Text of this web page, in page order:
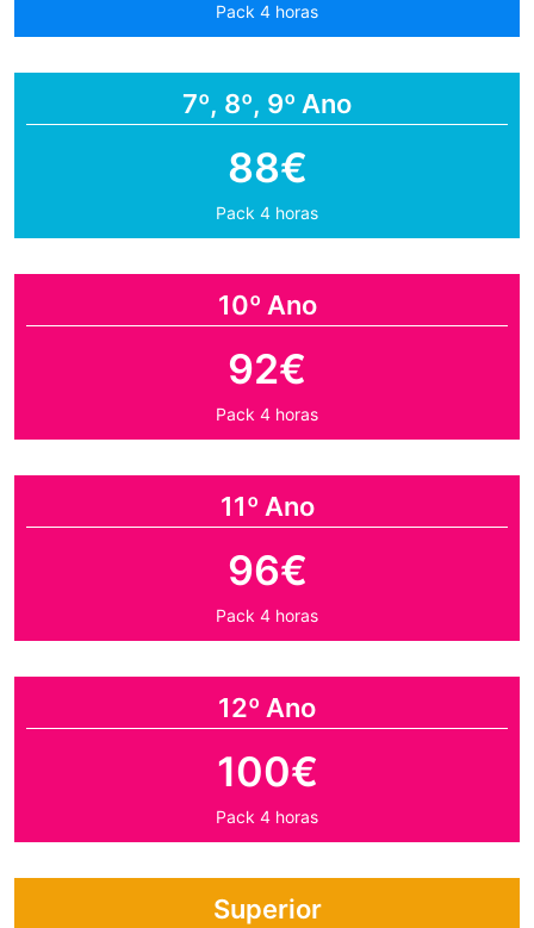
Pack 4 horas
7º, 8º, 9º Ano
88€
Pack 4 horas
10º Ano
92€
Pack 4 horas
11º Ano
96€
Pack 4 horas
12º Ano
100€
Pack 4 horas
Superior